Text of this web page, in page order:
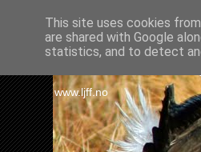
www.ljff.no
This site uses cookies
are shared with Google
statistics, and to detect